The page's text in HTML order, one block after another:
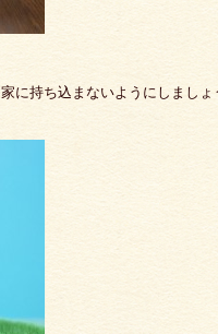
に持ち込まないようにしまし